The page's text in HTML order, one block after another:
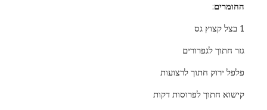
החומרים:
1 בצל קצוץ גס
גזר חתוך לגפרורים
פלפל ירוק חתוך לרצועות
קישוא חתוך לפרוסות דקות